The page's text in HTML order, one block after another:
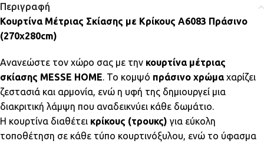
Περιγραφή
Κουρτίνα Μέτριας Σκίασης με Κρίκους A6083 Πράσινο
(270x280cm)
Ανανεώστε τον χώρο σας με την κουρτίνα μέτριας
σκίασης MESSE HOME. Το κομψό πράσινο χρώμαχαρίζει
ζεστασιά και αρμονία, ενώ η υφή της δημιουργεί μια
διακριτική λάμψη που αναδεικνύει κάθε δωμάτιο.
Η κουρτίνα διαθέτει κρίκους (τρουκς) για εύκολη
τοποθέτηση σε κάθε τύπο κουρτινόξυλου, ενώ το ύφασμα